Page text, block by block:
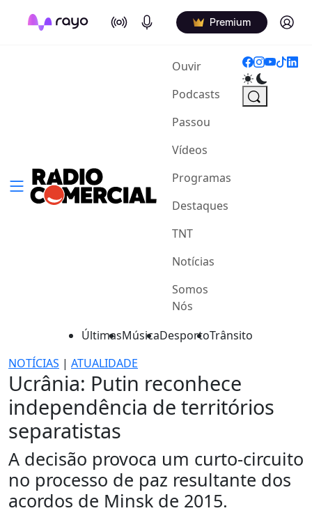
On Air Podcasts Premium Log in
Ouvir(current)
Podcasts
Passou
Vídeos
Programas
Destaques
TNT
Notícias
Somos
Nós
ÚltimasMúsicaDesportoTrânsito
NOTÍCIAS | ATUALIDADE
Ucrânia: Putin reconhece
independência de territórios
separatistas
A decisão provoca um curto-circuito
no processo de paz resultante dos
acordos de Minsk de 2015.